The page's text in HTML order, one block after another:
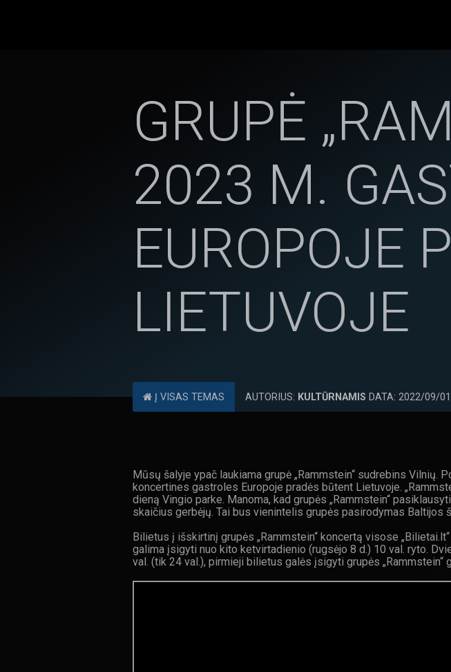
GRUPĖ
2023 M.
EUROPOJE
LIETUVOJE
Į VISAS TEMAS AUTORIUS: KULTŪRNAMIS DATA: 2022/09/
Mūsų šalyje ypač laukiama grupė „Rammstein“ sudrebins
koncertines gastroles Europoje pradės būtent Lietuvoje.
dieną Vingio parke. Manoma, kad grupės „Rammstein“
skaičius gerbėjų. Tai bus vienintelis grupės pasirodymas Baltijos
Bilietus į išskirtinį grupės „Rammstein“ koncertą visose
galima įsigyti nuo kito ketvirtadienio (rugsėjo 8 d.) 10 val. ryto.
val. (tik 24 val.), pirmieji bilietus galės įsigyti grupės „Rammstein“